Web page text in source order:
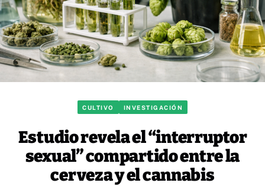
CULTIVO INVESTIGACIÓN
Estudio revela el “interruptor
sexual” compartido entre la
cerveza y el cannabis